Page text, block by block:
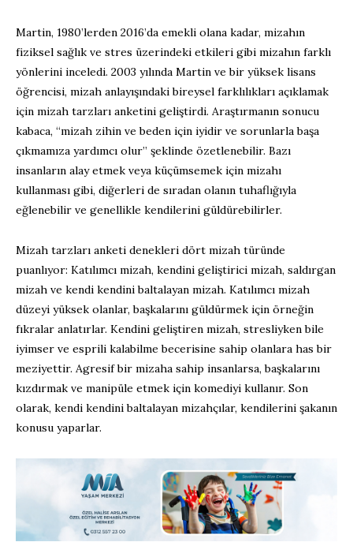
Martin, 1980’lerden 2016’da emekli olana kadar, mizahın
fiziksel sağlık ve stres üzerindeki etkileri gibi mizahın farklı
yönlerini inceledi. 2003 yılında Martin ve bir yüksek lisans
öğrencisi, mizah anlayışındaki bireysel farklılıkları açıklamak
için mizah tarzları anketini geliştirdi. Araştırmanın sonucu
kabaca, “mizah zihin ve beden için iyidir ve sorunlarla başa
çıkmamıza yardımcı olur” şeklinde özetlenebilir. Bazı
insanların alay etmek veya küçümsemek için mizahı
kullanması gibi, diğerleri de sıradan olanın tuhaflığıyla
eğlenebilir ve genellikle kendilerini güldürebilirler.
Mizah tarzları anketi denekleri dört mizah türünde
puanlıyor: Katılımcı mizah, kendini geliştirici mizah, saldırgan
mizah ve kendi kendini baltalayan mizah. Katılımcı mizah
düzeyi yüksek olanlar, başkalarını güldürmek için örneğin
fıkralar anlatırlar. Kendini geliştiren mizah, stresliyken bile
iyimser ve esprili kalabilme becerisine sahip olanlara has bir
meziyettir. Agresif bir mizaha sahip insanlarsa, başkalarını
kızdırmak ve manipüle etmek için komediyi kullanır. Son
olarak, kendi kendini baltalayan mizahçılar, kendilerini şakanın
konusu yaparlar.